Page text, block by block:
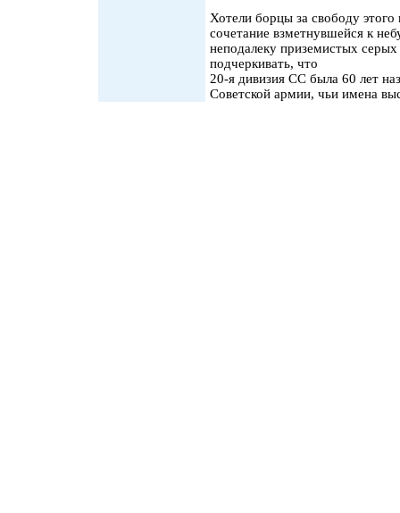
Хотели борцы за свободу
сочетание взметнувшейся к
неподалеку приземистых
подчеркивать, что
20-я дивизия СС была 60 лет
Советской армии, чьи имена